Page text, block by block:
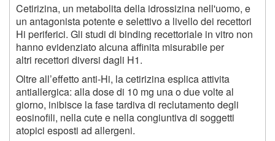
Cetirizina, un metabolita della idrossizina nell'uomo, e
un antagonista potente e selettivo a livello dei recettori
Hi periferici. Gli studi di binding recettoriale in vitro non
hanno evidenziato alcuna affinita misurabile per
altri recettori diversi dagli H1.
Oltre all’effetto anti-Hi, la cetirizina esplica attivita
antiallergica: alla dose di 10 mg una o due volte al
giorno, inibisce la fase tardiva di reclutamento degli
eosinofili, nella cute e nella congiuntiva di soggetti
atopici esposti ad allergeni.